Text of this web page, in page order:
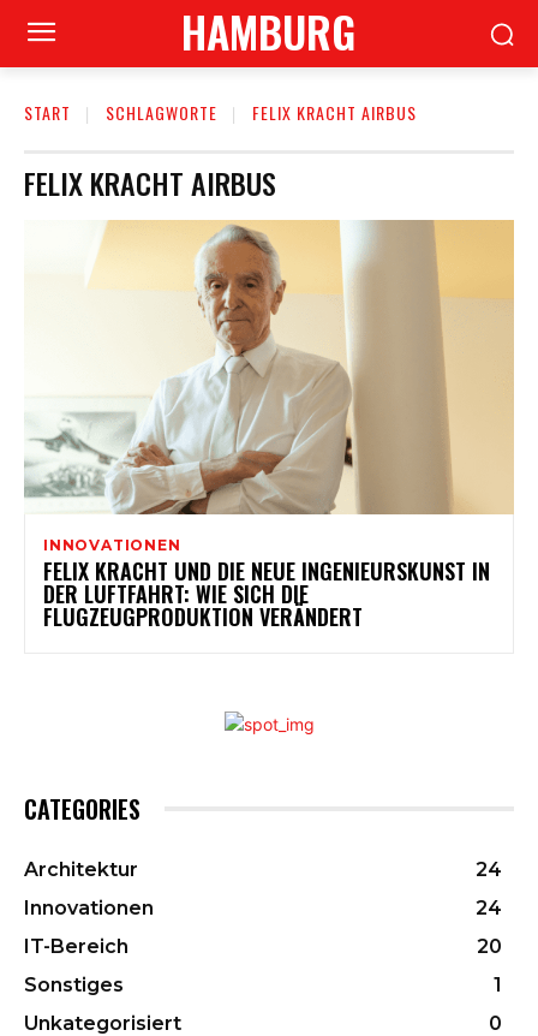
HAMBURG
START SCHLAGWORTE FELIX KRACHT AIRBUS
FELIX KRACHT AIRBUS
INNOVATIONEN
FELIX KRACHT UND DIE NEUE INGENIEURSKUNST IN
DER LUFTFAHRT: WIE SICH DIE
FLUGZEUGPRODUKTION VERÄNDERT
CATEGORIES
Architektur
24
Innovationen
24
IT-Bereich
20
Sonstiges
1
Unkategorisiert
0